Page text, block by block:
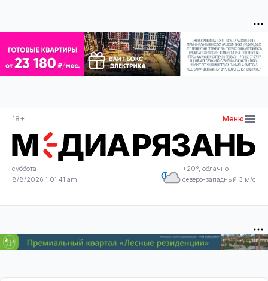
18+ Меню
суббота
8/8/2026 1:01:42 am
+20°, облачно
северо-западный 3 м/с